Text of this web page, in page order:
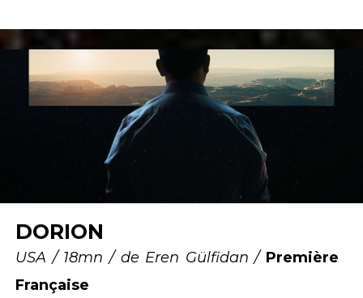
DORION
USA / 18mn / de Eren Gülfidan / Première
Française